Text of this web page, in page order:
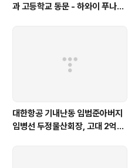
과 고등학교 동문 - 하와이 푸나호
대한항공 기내난동 임범준아버지
임병선 두정물산회장, 고대 2억기